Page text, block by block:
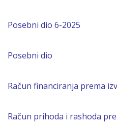
Posebni dio 6-2025
Posebni dio
Račun financiranja prema
Račun prihoda i rashoda